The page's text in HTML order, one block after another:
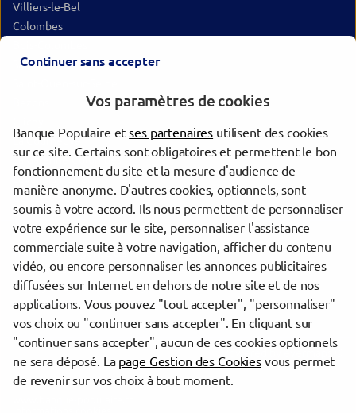
Villiers-le-Bel
Colombes
Saint-Denis
La Courneuve
La Garenne-Colombes
Levallois-Perret
Courbevoie
Trouver une agence Banque Populaire
Val-d'Oise
Soisy-sous-Montmorency
SOISY SOUS MONTMORENCY
evermaps ©
Continuer sans accepter
Vos paramètres de cookies
Banque Populaire etses partenaires utilisent des cookies
sur ce site. Certains sont obligatoires et permettent le bon
fonctionnement du site et la mesure d'audience de
manière anonyme. D'autres cookies, optionnels, sont
soumis à votre accord. Ils nous permettent de personnaliser
votre expérience sur le site, personnaliser l'assistance
commerciale suite à votre navigation, afficher du contenu
vidéo, ou encore personnaliser les annonces publicitaires
diffusées sur Internet en dehors de notre site et de nos
applications. Vous pouvez "tout accepter", "personnaliser"
vos choix ou "continuer sans accepter". En cliquant sur
"continuer sans accepter", aucun de ces cookies optionnels
ne sera déposé. La page Gestion des Cookiesvous permet
de revenir sur vos choix à tout moment.